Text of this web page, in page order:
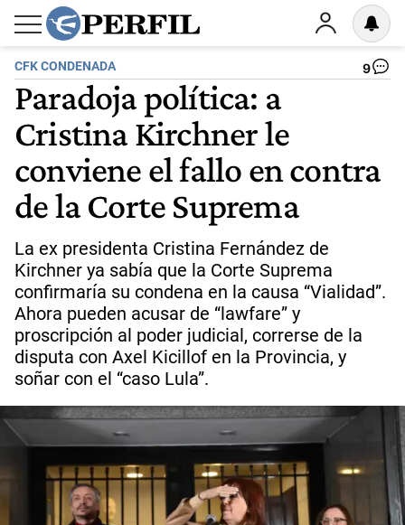
CFK CONDENADA 9
Paradoja política: a
Cristina Kirchner le
conviene el fallo en contra
de la Corte Suprema
La ex presidenta Cristina Fernández de
Kirchner ya sabía que la Corte Suprema
confirmaría su condena en la causa “Vialidad”.
Ahora pueden acusar de “lawfare” y
proscripción al poder judicial, correrse de la
disputa con Axel Kicillof en la Provincia, y
soñar con el “caso Lula”.